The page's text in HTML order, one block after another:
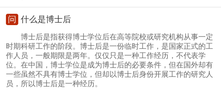
问 什么是博士后
博士后是指获得博士学位后在高等院校或研究机构从事一定
时期科研工作的阶段。博士后是一份临时工作，是国家正式的工
作人员，一般期限是两年。仅仅只是一种工作经历，不代表学
位。在中国，博士学位是成为博士后的必要条件，但在国外却有
一些虽然不具有博士学位，但却以博士后身份开展工作的研究人
员，所以博士后是一种经历。